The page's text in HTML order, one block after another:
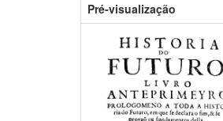
Pré-visualização